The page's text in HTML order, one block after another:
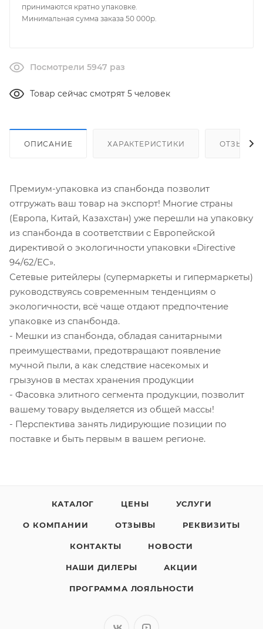
принимаются кратно упаковке.
Минимальная сумма заказа 50 000р.
Посмотрели 5947 раз
Товар сейчас смотрят 5 человек
ОПИСАНИЕ ХАРАКТЕРИСТИКИ ОТЗЫВЫ
Премиум-упаковка из спанбонда позволит
отгружать ваш товар на экспорт! Многие страны
(Европа, Китай, Казахстан) уже перешли на упаковку
из спанбонда в соответствии с Европейской
директивой о экологичности упаковки «Directive
94/62/EC».
Сетевые ритейлеры (супермаркеты и гипермаркеты)
руководствуясь современным тенденциям о
экологичности, всё чаще отдают предпочтение
упаковке из спанбонда.
- Мешки из спанбонда, обладая санитарными
преимуществами, предотвращают появление
мучной пыли, а как следствие насекомых и
грызунов в местах хранения продукции
- Фасовка элитного сегмента продукции, позволит
вашему товару выделяется из общей массы!
- Перспектива занять лидирующие позиции по
поставке и быть первым в вашем регионе.
КАТАЛОГ ЦЕНЫ УСЛУГИ
О КОМПАНИИ ОТЗЫВЫ РЕКВИЗИТЫ
КОНТАКТЫ НОВОСТИ
НАШИ ДИЛЕРЫ АКЦИИ
ПРОГРАММА ЛОЯЛЬНОСТИ